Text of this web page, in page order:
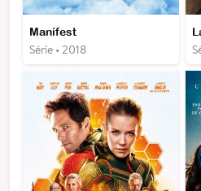
Manifest
Série • 2018